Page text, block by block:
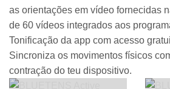
as orientações em vídeo fornecidas
de 60 vídeos integrados aos
Tonificação da app com acesso
Sincroniza os movimentos físicos
contração do teu dispositivo.